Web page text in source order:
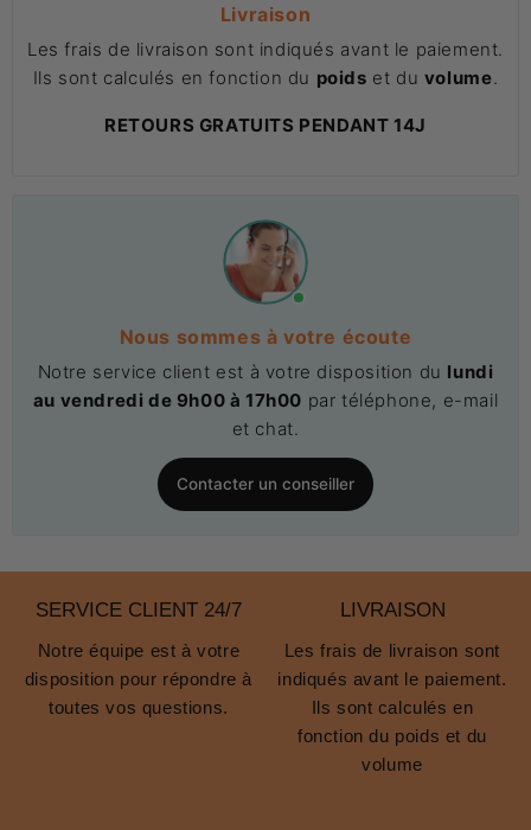
Livraison
Les frais de livraison sont indiqués avant le paiement.
Ils sont calculés en fonction du poids et du volume
RETOURS GRATUITS PENDANT 14J
Nous sommes à votre écoute
Notre service client est à votre disposition du lundi
au vendredi de 9h00 à 17h00 par téléphone, e-mail
et chat.
Contacter un conseiller
SERVICE CLIENT 24/7
Notre équipe est à votre
disposition pour répondre à
toutes vos questions.
LIVRAISON
Les frais de livraison sont
indiqués avant le paiement.
Ils sont calculés en
fonction du poids et du
volume